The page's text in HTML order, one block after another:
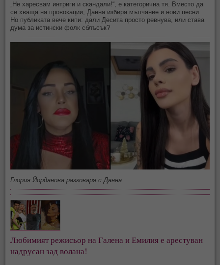
„Не харесвам интриги и скандали!“, е категорична тя. Вместо да
се хваща на провокации, Данна избира мълчание и нови песни.
Но публиката вече кипи: дали Десита просто ревнува, или става
дума за истински фолк сблъсък?
Глория Йорданова разговаря с Данна
Любимият режисьор на Галена и Емилия е арестуван
надрусан зад волана!